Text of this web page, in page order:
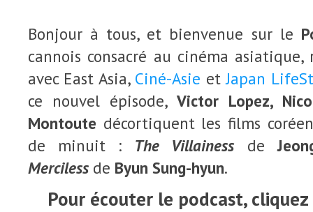
Bonjour à tous, et bienvenue sur le
cannois consacré au cinéma
avec East Asia, Ciné-Asie etJapan
ce nouvel épisode, Victor Lopez,
Montoute décortiquent les films
de minuit : The Villainess de
Merciless de Byun Sung-hyun.
Pour écouter le podcast,